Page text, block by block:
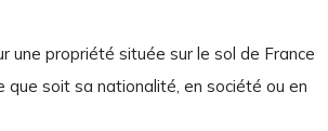
une propriété située sur le sol de France
que soit sa nationalité, en société ou en